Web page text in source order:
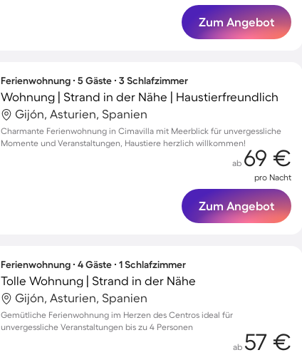
Zum Angebot
Ferienwohnung ∙ 5 Gäste ∙ 3 Schlafzimmer
Wohnung | Strand in der Nähe | Haustierfreundlich
Gijón, Asturien, Spanien
Charmante Ferienwohnung in Cimavilla mit Meerblick für unvergessliche
Momente und Veranstaltungen, Haustiere herzlich willkommen!
ab 69 €
pro Nacht
Zum Angebot
Ferienwohnung ∙ 4 Gäste ∙ 1 Schlafzimmer
Tolle Wohnung | Strand in der Nähe
Gijón, Asturien, Spanien
Gemütliche Ferienwohnung im Herzen des Centros ideal für
unvergessliche Veranstaltungen bis zu 4 Personen
ab 57 €